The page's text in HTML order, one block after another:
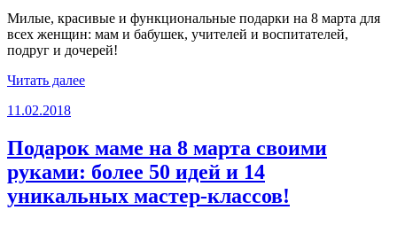
Милые, красивые и функциональные подарки на 8 марта для
всех женщин: мам и бабушек, учителей и воспитателей,
подруг и дочерей!
Читать далее«Подарки
своими
руками
для
всех
женщин,
Опубликовано
11.02.2018
Подарок маме на 8 марта своими
руками: более 50 идей и 14
уникальных мастер-классов!